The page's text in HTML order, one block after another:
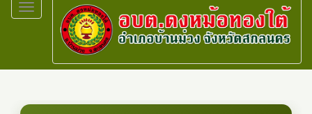
Toggle
navigation